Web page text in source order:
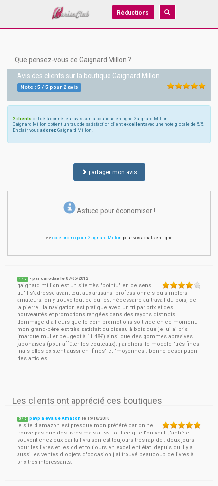
Réductions
Que pensez-vous de Gaignard Millon ?
Avis des clients sur la boutique Gaignard Millon
Note : 5/ 5pour 2avis
2 clients ont déjà donné leur avis sur la boutique en ligne Gaignard Millon
Gaignard Millon obtient un taux de satisfaction client excellent avec une note globale de 5/5.
En clair, vous adorez Gaignard Millon !
partager mon avis
Astuce pour économiser !
>> code promo pour Gaignard Millon pour vos achats en ligne
4 / 5 - parcarodav le07/05/2012
gaignard million est un site très "pointu" en ce sens
qu'il s'adresse avant tout aux artisans, professionnels ou simplers
amateurs. on y trouve tout ce qui est nécessaire au travail du bois, de
la pierre...la navigation est pratique avec un tri par prix et des
nouveautés et promotions rangées dans des rayons distincts.
dommage d'ailleurs que le coin promotions soit vide en ce moment.
mon grand-père est très satisfait du ciseau à bois que je lui ai pris
(marque muller peugeot à 11.48€) ainsi que des gommes abrasives
japonaises (pour affûter les couteaux). j'ai choisi le modèle "très fines"
mais elles existent aussi en "fines" et "moyennes". bonne description
des articles
Les clients ont apprécié ces boutiques
5 / 5 pavp a évalué Amazon le15/10/2010
le site d'amazon est presque mon préféré car on ne
trouve pas que des livres mais aussi tout ce que l'on veut. j'achète
souvent chez eux car la livraison est toujours très rapide : deux jours
pour les livres et les cd et toujours en excellent état. depuis qu'il y a
aussi les ventes d'objets d'occasion j'ai trouvé beaucoup de livres à
prix très interessants.